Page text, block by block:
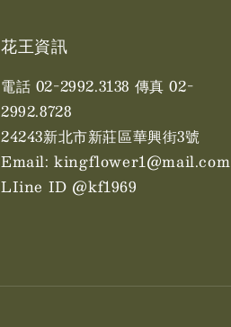
花王資訊
電話 02-2992.3138 傳真 02-
2992.8728
24243新北市新莊區華興街3號
Email: kingflower1@mail.com
LIine ID @kf1969